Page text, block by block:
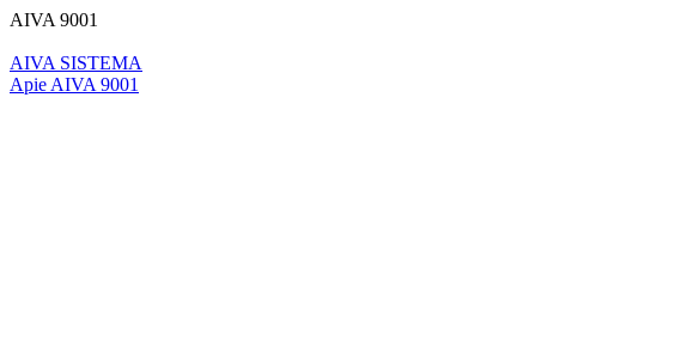
AIVA 9001
AIVA SISTEMA
Apie AIVA 9001